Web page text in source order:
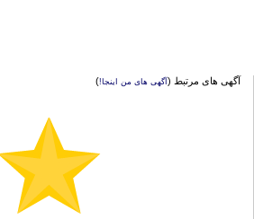
آگهی های مرتبط (آگهی های من اینجا!)